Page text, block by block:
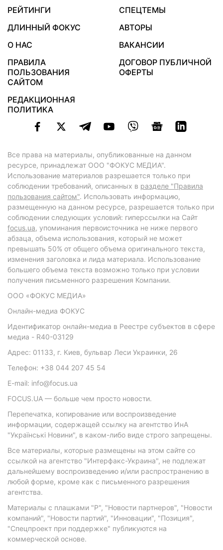
РЕЙТИНГИ
СПЕЦТЕМЫ
ДЛИННЫЙ ФОКУС
АВТОРЫ
О НАС
ВАКАНСИИ
ПРАВИЛА
ПОЛЬЗОВАНИЯ
САЙТОМ
ДОГОВОР ПУБЛИЧНОЙ
ОФЕРТЫ
РЕДАКЦИОННАЯ
ПОЛИТИКА
Все права на материалы, опубликованные на данном
ресурсе, принадлежат ООО "ФОКУС МЕДИА".
Использование материалов разрешается только при
соблюдении требований, описанных в разделе "Правила
пользования сайтом". Использовать информацию,
размещенную на данном ресурсе, разрешается только при
соблюдении следующих условий: гиперссылки на Сайт
focus.ua, упоминания первоисточника не ниже первого
абзаца, объема использования, который не может
превышать 50% от общего объема оригинального текста,
изменения заголовка и лида материала. Использование
большего объема текста возможно только при условии
получения письменного разрешения Компании.
ООО «ФОКУС МЕДИА»
Онлайн-медиа ФОКУС
Идентификатор онлайн-медиа в Реестре субъектов в сфере
медиа - R40-03129
Адрес: 01133, г. Киев, бульвар Леси Украинки, 26
Телефон: +38 044 207 45 54
E-mail: info@focus.ua
FOCUS.UA — больше чем просто новости.
Перепечатка, копирование или воспроизведение
информации, содержащей ссылку на агентство ИнА
"Українські Новини", в каком-либо виде строго запрещены.
Все материалы, которые размещены на этом сайте со
ссылкой на агентство "Интерфакс-Украина", не подлежат
дальнейшему воспроизведению и/или распространению в
любой форме, кроме как с письменного разрешения
агентства.
Материалы с плашками "Р", "Новости партнеров", "Новости
компаний", "Новости партий", "Инновации", "Позиция",
"Спецпроект при поддержке" публикуются на
коммерческой основе.